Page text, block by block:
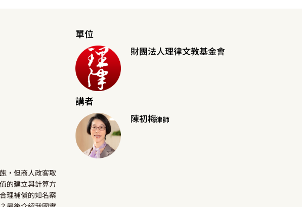
，但商人政客取
的建立與計算方
理補償的知名案
單位
財團法人理律文教基金會
講者
陳初梅律師